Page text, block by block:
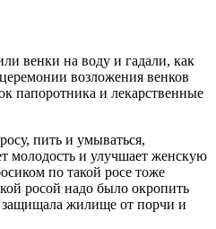
венки на воду и гадали, как
возложения венков
папоротника и лекарственные
пить и умываться,
молодость и улучшает женскую
по такой росе тоже
росой надо было окропить
жилище от порчи и